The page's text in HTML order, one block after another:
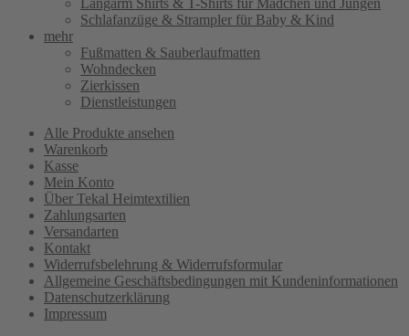
Langarm Shirts & T-Shirts für Mädchen und Jungen
Schlafanzüge & Strampler für Baby & Kind
mehr
Fußmatten & Sauberlaufmatten
Wohndecken
Zierkissen
Dienstleistungen
Alle Produkte ansehen
Warenkorb
Kasse
Mein Konto
Über Tekal Heimtextilien
Zahlungsarten
Versandarten
Kontakt
Widerrufsbelehrung & Widerrufsformular
Allgemeine Geschäftsbedingungen mit Kundeninformationen
Datenschutzerklärung
Impressum